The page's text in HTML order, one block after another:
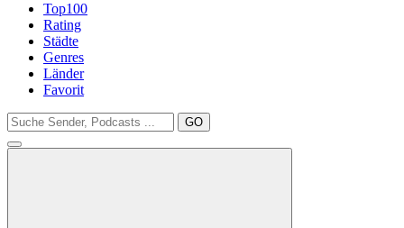
Top100
Rating
Städte
Genres
Länder
Favorit
GO